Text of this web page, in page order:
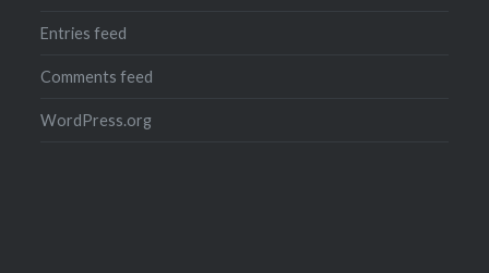
Entries feed
Comments feed
WordPress.org